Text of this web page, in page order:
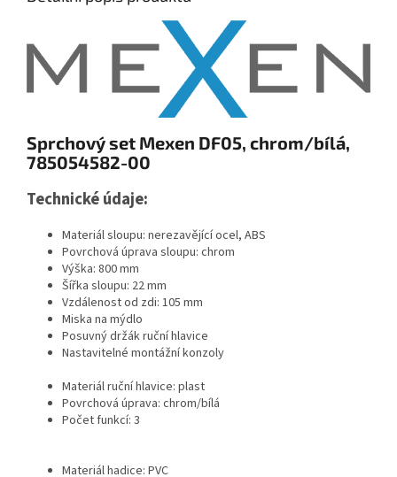
Sprchový set Mexen DF05, chrom/bílá,
785054582-00
Technické údaje:
Materiál sloupu: nerezavějící ocel, ABS
Povrchová úprava sloupu: chrom
Výška: 800 mm
Šířka sloupu: 22 mm
Vzdálenost od zdi: 105 mm
Miska na mýdlo
Posuvný držák ruční hlavice
Nastavitelné montážní konzoly
Materiál ruční hlavice: plast
Povrchová úprava: chrom/bílá
Počet funkcí: 3
Materiál hadice: PVC